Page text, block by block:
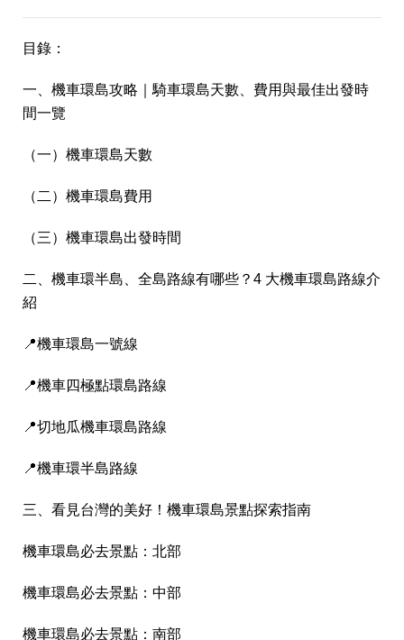
目錄：
一、機車環島攻略｜騎車環島天數、費用與最佳出發時
間一覽
（一）機車環島天數
（二）機車環島費用
（三）機車環島出發時間
二、機車環半島、全島路線有哪些？4 大機車環島路線介
紹
📍機車環島一號線
📍機車四極點環島路線
📍切地瓜機車環島路線
📍機車環半島路線
三、看見台灣的美好！機車環島景點探索指南
機車環島必去景點：北部
機車環島必去景點：中部
機車環島必去景點：南部